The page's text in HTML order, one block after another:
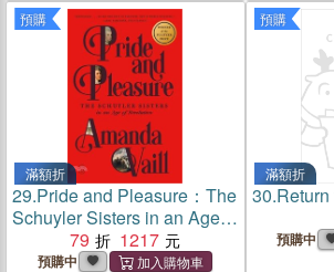
預購
滿額折
29.Pride and Pleasure：The
Schuyler Sisters in an Age
of Revolution
79 1217
預購中
預購
滿額折
30.
預購中